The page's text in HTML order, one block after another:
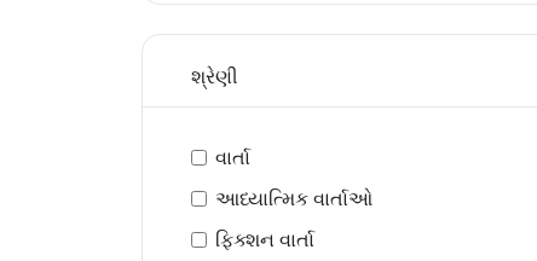
શ્રેણી
વાર્તા
આધ્યાત્મિક વાર્તાઓ
ફિક્શન વાર્તા